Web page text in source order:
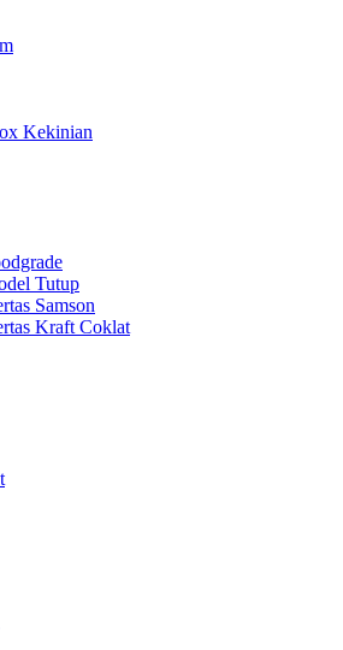
Kekinian
Tutup
Samson
Kraft Coklat